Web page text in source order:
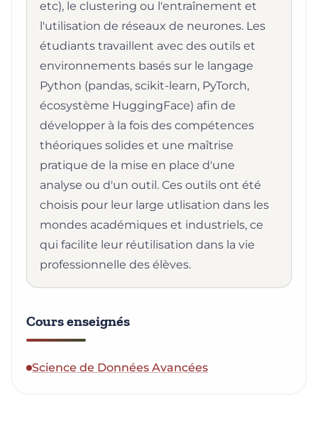
etc), le clustering ou l'entraînement et
l'utilisation de réseaux de neurones. Les
étudiants travaillent avec des outils et
environnements basés sur le langage
Python (pandas, scikit-learn, PyTorch,
écosystème HuggingFace) afin de
développer à la fois des compétences
théoriques solides et une maîtrise
pratique de la mise en place d'une
analyse ou d'un outil. Ces outils ont été
choisis pour leur large utlisation dans les
mondes académiques et industriels, ce
qui facilite leur réutilisation dans la vie
professionnelle des élèves.
Cours enseignés
Science de Données Avancées